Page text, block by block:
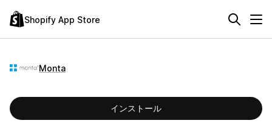
Shopify App Store
Monta
インストール